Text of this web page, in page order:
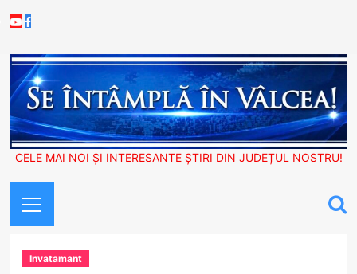
to
Youtube
Facebook
CELE MAI NOI ȘI INTERESANTE ȘTIRI DIN JUDEȚUL NOSTRU!
Menu
Invatamant